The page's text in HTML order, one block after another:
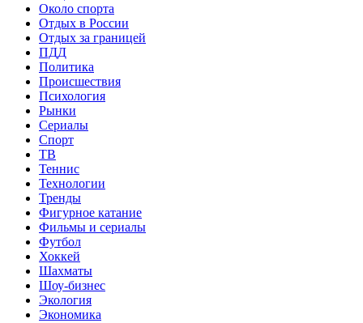
Около спорта
Отдых в России
Отдых за границей
ПДД
Политика
Происшествия
Психология
Рынки
Сериалы
Спорт
ТВ
Теннис
Технологии
Тренды
Фигурное катание
Фильмы и сериалы
Футбол
Хоккей
Шахматы
Шоу-бизнес
Экология
Экономика